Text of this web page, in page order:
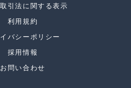
引法に関する表示
利用規約
バシーポリシー
採用情報
お問い合わせ